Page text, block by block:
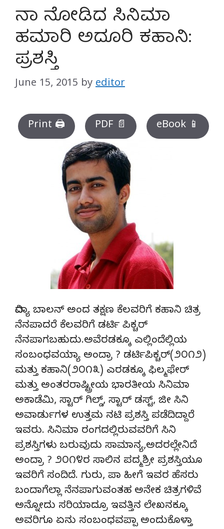
ನಾ ನೋಡಿದ ಸಿನಿಮಾ
ಹಮಾರಿ ಅದೂರಿ ಕಹಾನಿ:
ಪ್ರಶಸ್ತಿ
June 15, 2015 by editor
Print 🖨 PDF 📄 eBook 📱
ವಿದ್ಯಾ ಬಾಲನ್ ಅಂದ ತಕ್ಷಣ ಕೆಲವರಿಗೆ ಕಹಾನಿ ಚಿತ್ರ
ನೆನಪಾದರೆ ಕೆಲವರಿಗೆ ಡರ್ಟಿ ಪಿಕ್ಚರ್
ನೆನಪಾಗಬಹುದು.ಅವೆರಡಕ್ಕೂ ಎಲ್ಲಿಂದೆಲ್ಲಿಯ
ಸಂಬಂಧವಯ್ಯಾ ಅಂದ್ರಾ ? ಡರ್ಟಿಪಿಕ್ಚರ್(೨೦೧೨)
ಮತ್ತು ಕಹಾನಿ(೨೦೧೩) ಎರಡಕ್ಕೂ ಫಿಲ್ಮಫೇರ್
ಮತ್ತು ಅಂತರರಾಷ್ಟ್ರೀಯ ಭಾರತೀಯ ಸಿನಿಮಾ
ಅಕಾಡೆಮಿ, ಸ್ಟಾರ್ ಗಿಲ್ಡ್, ಸ್ಟಾರ್ ಡಸ್ಟ್, ಜೀ ಸಿನಿ
ಅವಾರ್ಡುಗಳ ಉತ್ತಮ ನಟಿ ಪ್ರಶಸ್ತಿ ಪಡೆದಿದ್ದಾರೆ
ಇವರು. ಸಿನಿಮಾ ರಂಗದಲ್ಲಿರುವವರಿಗೆ ಸಿನಿ
ಪ್ರಶಸ್ತಿಗಳು ಬರುವುದು ಸಾಮಾನ್ಯ,ಅದರಲ್ಲೇನಿದೆ
ಅಂದ್ರಾ ? ೨೦೧೪ರ ಸಾಲಿನ ಪದ್ಮಶ್ರೀ ಪ್ರಶಸ್ತಿಯೂ
ಇವರಿಗೆ ಸಂದಿದೆ. ಗುರು, ಪಾ ಹೀಗೆ ಇವರ ಹೆಸರು
ಬಂದಾಗೆಲ್ಲಾ ನೆನಪಾಗುವಂತಹ ಅನೇಕ ಚಿತ್ರಗಳಿವೆ
ಅನ್ನೋದು ಸರಿಯಾದ್ರೂ ಇವತ್ತಿನ ಲೇಖನಕ್ಕೂ
ಅವರಿಗೂ ಏನು ಸಂಬಂಧವಪ್ಪಾ ಅಂದುಕೊಳ್ತಾ